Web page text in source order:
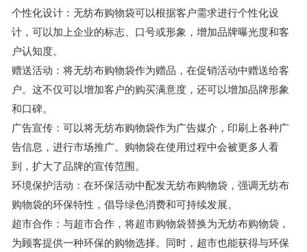
个性化设计：无纺布购物袋可以根据客户需求进行个性化设
计，可以加上企业的标志、口号或形象，增加品牌曝光度和客
户认知度。
赠送活动：将无纺布购物袋作为赠品，在促销活动中赠送给客
户。这不仅可以增加客户的购买满意度，还可以增加品牌形象
和口碑。
广告宣传：可以将无纺布购物袋作为广告媒介，印刷上各种广
告信息，进行市场推广。购物袋在使用过程中会被更多人看
到，扩大了品牌的宣传范围。
环境保护活动：在环保活动中配发无纺布购物袋，强调无纺布
购物袋的环保特性，倡导绿色消费和可持续发展。
超市合作：与超市合作，将超市购物袋替换为无纺布购物袋，
为顾客提供一种环保的购物选择。同时，超市也能获得与环保